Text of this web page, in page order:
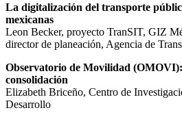
La digitalización del transporte
mexicanas
Leon Becker, proyecto TranSIT, GIZ
director de planeación, Agencia de
Observatorio de Movilidad
consolidación
Elizabeth Briceño, Centro de
Desarrollo